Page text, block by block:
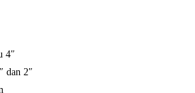
4″
dan 2″